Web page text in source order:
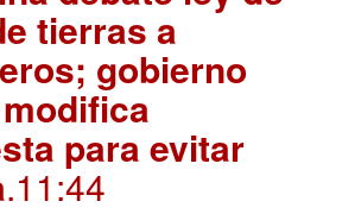
tierras a
gobierno
para evitar
.11:44